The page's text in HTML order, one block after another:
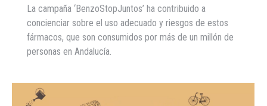
La campaña ‘BenzoStopJuntos’ ha contribuido a
concienciar sobre el uso adecuado y riesgos de estos
fármacos, que son consumidos por más de un millón de
personas en Andalucía.